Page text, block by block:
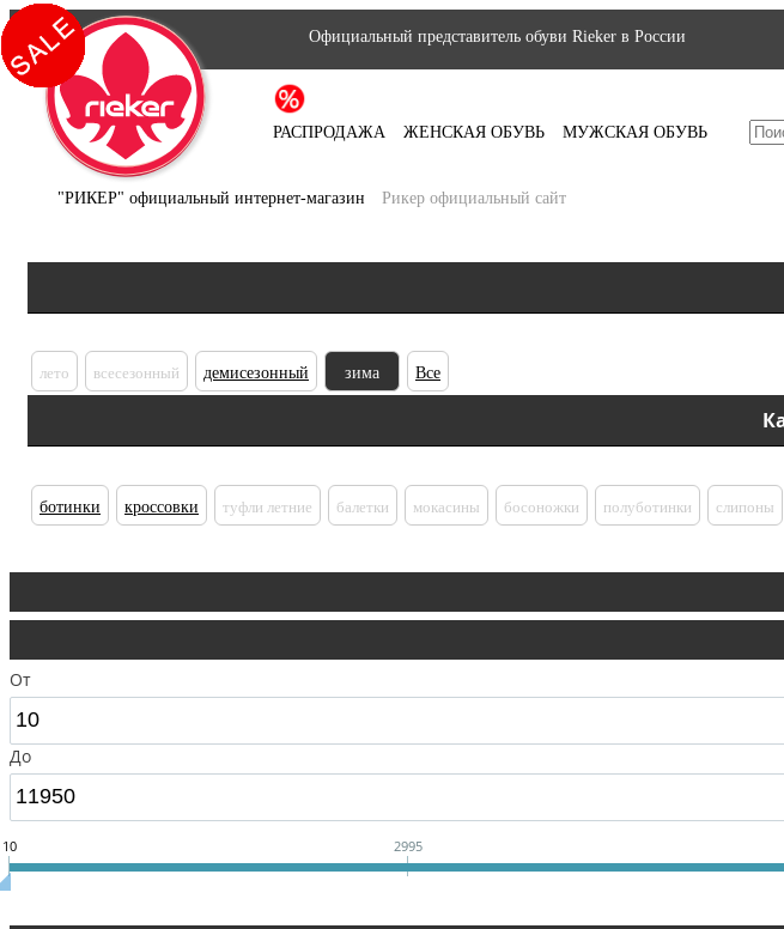
Официальный представитель обуви Rieker в России
РАСПРОДАЖА ЖЕНСКАЯ ОБУВЬ МУЖСКАЯ ОБУВЬ
"РИКЕР" официальный интернет-магазин Рикер официальный сайт
лето всесезонный демисезонный зима Все
ботинки кроссовки туфли летние балетки мокасины босоножки полуботинки слипоны
От
До
10 2995